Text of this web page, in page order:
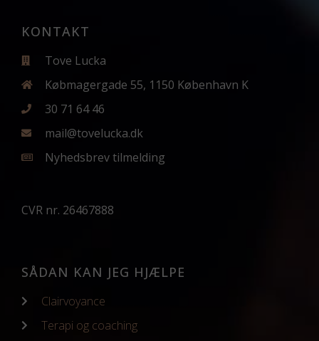
KONTAKT
Tove Lucka
Købmagergade 55, 1150 København K
30 71 64 46
mail@tovelucka.dk
Nyhedsbrev tilmelding
CVR nr. 26467888
SÅDAN KAN JEG HJÆLPE
Clairvoyance
Terapi og coaching